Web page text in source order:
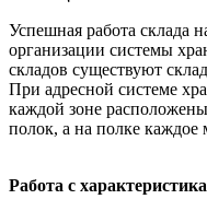
Успешная работа склада
организации системы
складов существуют
При адресной системе
каждой зоне
полок, а на полке каждое
Работа с